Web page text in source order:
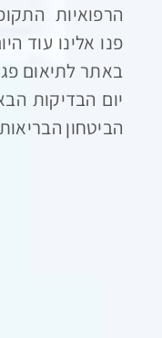
הרפואיות
פנו אלינו עוד
באתר לתיאום
יום הבדיקות
הביטחון